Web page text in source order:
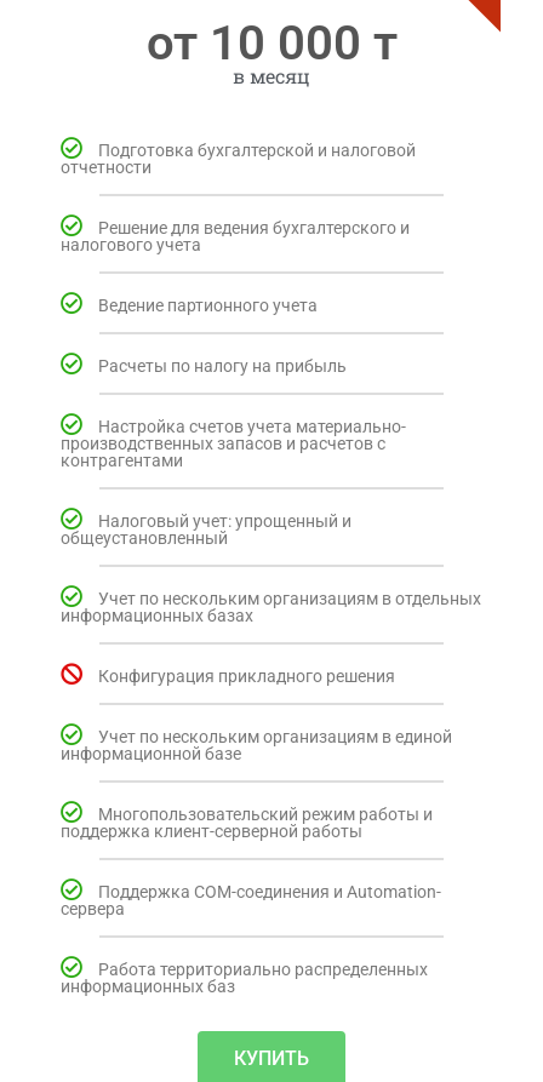
от 10 000 т
в месяц
Подготовка бухгалтерской и налоговой
отчетности
Решение для ведения бухгалтерского и
налогового учета
Ведение партионного учета
Расчеты по налогу на прибыль
Настройка счетов учета материально-
производственных запасов и расчетов с
контрагентами
Налоговый учет: упрощенный и
общеустановленный
Учет по нескольким организациям в отдельных
информационных базах
Конфигурация прикладного решения
Учет по нескольким организациям в единой
информационной базе
Многопользовательский режим работы и
поддержка клиент-серверной работы
Поддержка COM-соединения и Automation-
сервера
Работа территориально распределенных
информационных баз
КУПИТЬ